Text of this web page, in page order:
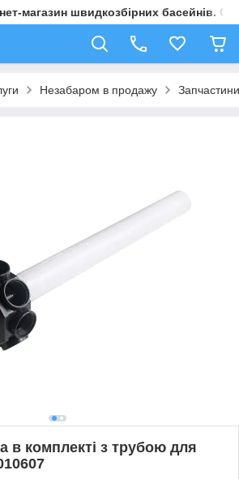
магазин швидкозбірних басейнів.
Незабаром в продажу
в комплекті з трубою для